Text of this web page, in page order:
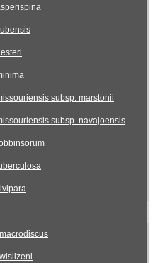
subsp. marstonii
subsp. navajoensis